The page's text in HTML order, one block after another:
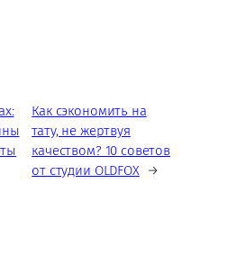
Как сэкономить на
тату, не жертвуя
качеством? 10 советов
от студии OLDFOX
→